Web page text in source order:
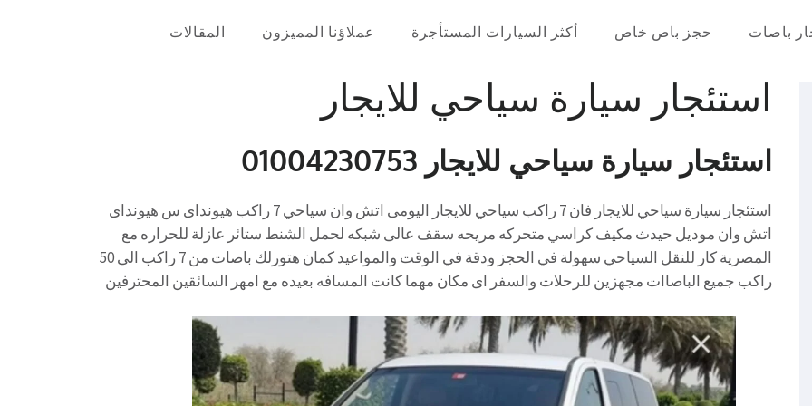
في مصر
باصات حجز باص خاص أكثر السيارات المستأجرة عملاؤنا المميزون
المقالات
استئجار سيارة سياحي للايجار
استئجار سيارة سياحي للايجار 01004230753
استئجار سيارة سياحي للايجار فان 7 راكب سياحي للايجار اليومى اتش وان سياحي 7 راكب هيونداى س هيونداى
اتش وان موديل حيدث مكيف كراسي متحركه مريحه سقف عالى شبكه لحمل الشنط ستائر عازلة للحراره مع
المصرية كار للنقل السياحي سهولة في الحجز ودقة في الوقت والمواعيد كمان هتورلك باصات من 7 راكب الى 50
راكب جميع الباصاات مجهزين للرحلات والسفر اى مكان مهما كانت المسافه بعيده مع امهر السائقين المحترفين